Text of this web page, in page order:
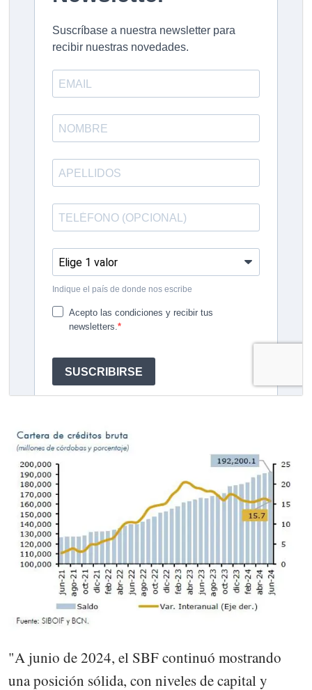
"A junio de 2024, el SBF continuó mostrando
una posición sólida, con niveles de capital y